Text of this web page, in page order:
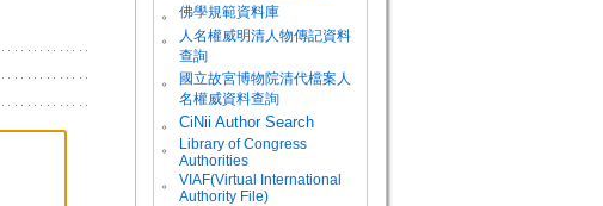
。 佛學規範資料庫
。
人名權威明清人物傳記資料
查詢
。
國立故宮博物院清代檔案人
名權威資料查詢
。
CiNii Author Search
。
Library of Congress
Authorities
。
VIAF(Virtual International
Authority File)